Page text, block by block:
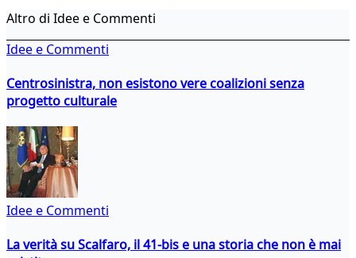
Altro di Idee e Commenti
Idee e Commenti
Centrosinistra, non esistono vere coalizioni senza
progetto culturale
Idee e Commenti
La verità su Scalfaro, il 41-bis e una storia che non è mai